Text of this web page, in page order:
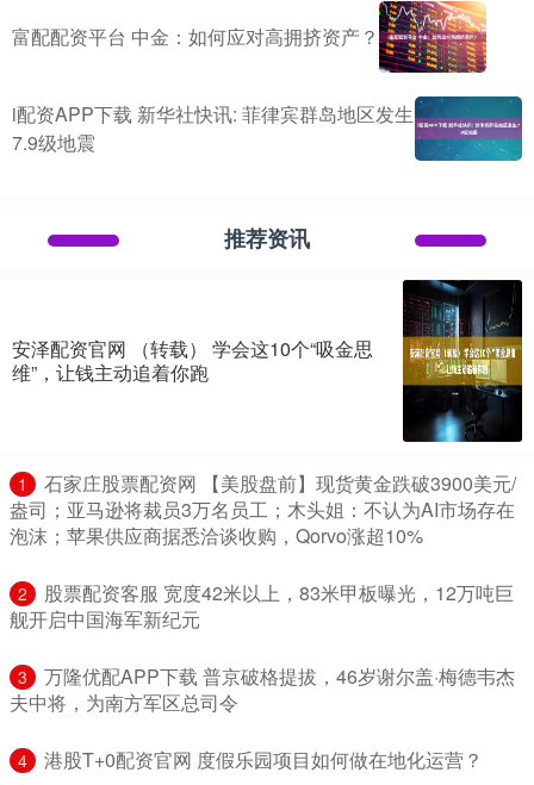
富配配资平台 中金：如何应对高拥挤资产？
i配资APP下载 新华社快讯: 菲律宾群岛地区发生
7.9级地震
推荐资讯
安泽配资官网 （转载） 学会这10个“吸金思
维”，让钱主动追着你跑
1
​石家庄股票配资网 【美股盘前】现货黄金跌破3900美元/
盎司；亚马逊将裁员3万名员工；木头姐：不认为AI市场存在
泡沫；苹果供应商据悉洽谈收购，Qorvo涨超10%
2
​股票配资客服 宽度42米以上，83米甲板曝光，12万吨巨
舰开启中国海军新纪元
3
​万隆优配APP下载 普京破格提拔，46岁谢尔盖·梅德韦杰
夫中将，为南方军区总司令
4 ​港股T+0配资官网 度假乐园项目如何做在地化运营？